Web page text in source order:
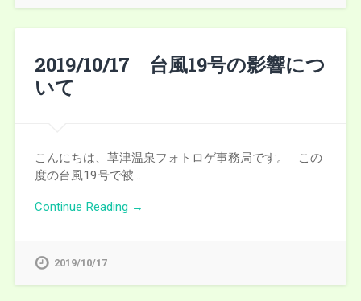
2019/10/17 台風19号の影響につ
いて
こんにちは、草津温泉フォトロゲ事務局です。 この
度の台風19号で被…
Continue Reading →
2019/10/17